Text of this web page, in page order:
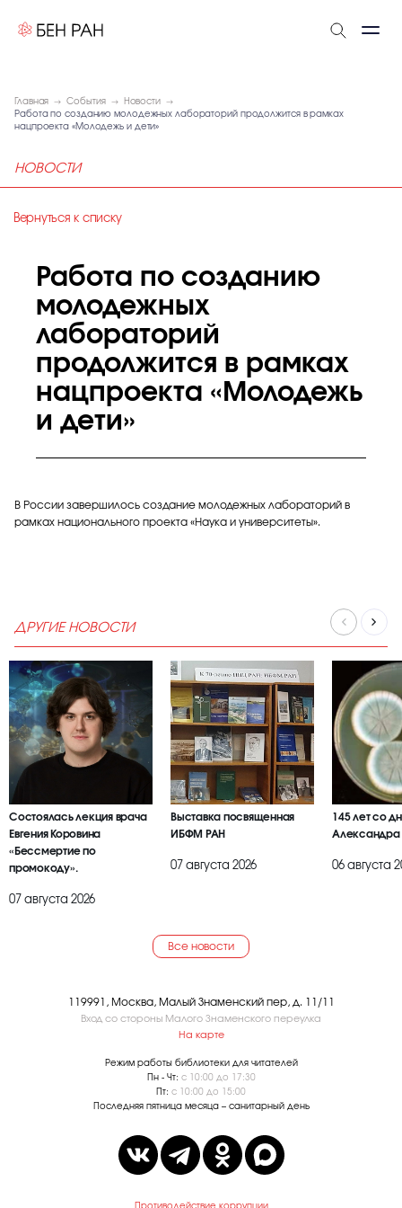
Главная События
Новости
Работа по созданию молодежных лабораторий продолжится в рамках
нацпроекта «Молодежь и дети»
НОВОСТИ
Вернуться к списку
Работа по созданию
молодежных
лабораторий
продолжится в рамках
нацпроекта «Молодежь
и дети»
В России завершилось создание молодежных лабораторий в
рамках национального проекта «Наука и университеты».
ДРУГИЕ НОВОСТИ
Состоялась лекция врача
Евгения Коровина
«Бессмертие по
промокоду».
07 августа 2026
Выставка посвященная
ИБФМ РАН
07 августа 2026
145 лет со
Александра
06 августа
Все новости
119991, Москва, Малый Знаменский пер, д. 11/11
Вход со стороны Малого Знаменского переулка
На карте
Режим работы библиотеки для читателей
Пн - Чт: с 10:00 до 17:30
Пт: с 10:00 до 15:00
Последняя пятница месяца – санитарный день
Противодействие коррупции